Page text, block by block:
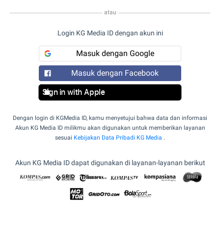
atau
Login KG Media ID dengan akun ini
Masuk dengan Google
Masuk dengan Facebook
Sign in with Apple
Dengan login di KGMedia ID, kamu menyetujui bahwa data dan informasi
Akun KG Media ID milikmu akan digunakan untuk memberikan layanan
sesuai Kebijakan Data Pribadi KG Media .
Akun KG Media ID dapat digunakan di layanan-layanan berikut